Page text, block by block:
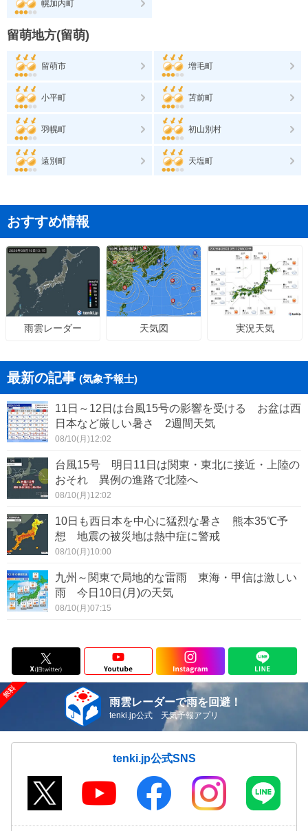
幌加内町
留萌地方(留萌)
留萌市 増毛町
小平町 苫前町
羽幌町 初山別村
遠別町 天塩町
おすすめ情報
雨雲レーダー 天気図 実況天気
最新の記事 (気象予報士)
11日～12日は台風15号の影響を受ける お盆は西
日本など厳しい暑さ 2週間天気
08/10(月)12:02
台風15号 明日11日は関東・東北に接近・上陸の
おそれ 異例の進路で北陸へ
08/10(月)12:02
10日も西日本を中心に猛烈な暑さ 熊本35℃予
想 地震の被災地は熱中症に警戒
08/10(月)10:00
九州～関東で局地的な雷雨 東海・甲信は激しい
雨 今日10日(月)の天気
08/10(月)07:15
雨雲レーダーで雨を回避！
tenki.jp公式 天気予報アプリ
tenki.jp公式SNS